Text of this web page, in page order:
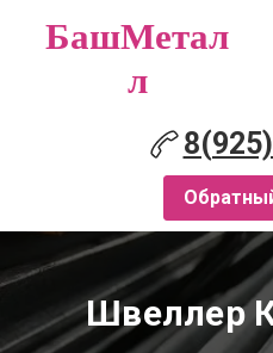
БашМетал
л
Швеллер